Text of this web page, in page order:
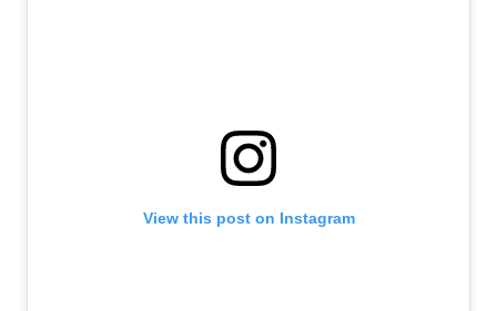
View this post on Instagram